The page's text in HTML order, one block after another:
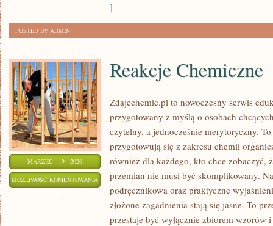
]
POSTED BY ADMIN
MARZEC - 19 - 2026
MOŻLIWOŚĆ KOMENTOWANIA REAKCJE
CHEMICZNE
Reakcje Chemiczne
Zdajechemie.pl to nowoczesny serwis
przygotowany z myślą o osobach
czytelny, a jednocześnie merytoryczny.
przygotowują się z zakresu chemii
również dla każdego, kto chce zobaczyć,
przemian nie musi być skomplikowany.
podręcznikowa oraz praktyczne
złożone zagadnienia stają się jasne. To
przestaje być wyłącznie zbiorem wzorów